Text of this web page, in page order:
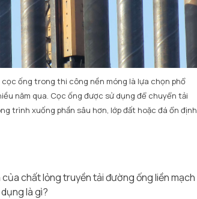
cọc ống trong thi công nền móng là lựa chọn phổ
năm qua. Cọc ống được sử dụng để chuyển tải
trình xuống phần sâu hơn, lớp đất hoặc đá ổn định
chất lỏng truyền tải đường ống liền mạch
là gì?